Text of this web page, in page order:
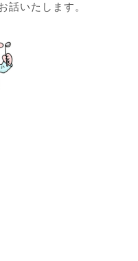
話いたします。